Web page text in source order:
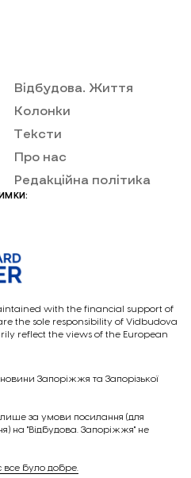
Відбудова. Життя
Колонки
Тексти
Про нас
Редакційна політика
with the financial support of
the sole responsibility of Vidbudova
reflect the views of the European
Запоріжжя та Запорізької
за умови посилання (для
на "Відбудова. Запоріжжя" не
було добре.